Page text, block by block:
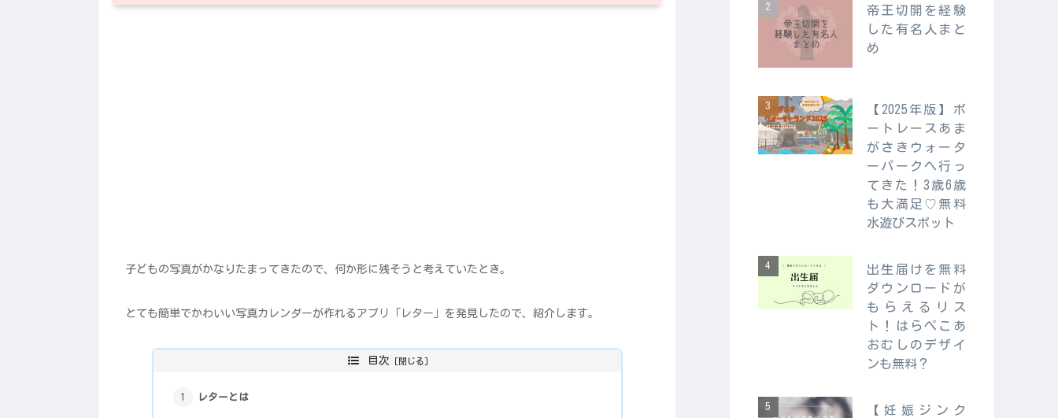
子どもの写真がかなりたまってきたので、何か形に残そうと考えていたとき。
とても簡単でかわいい写真カレンダーが作れるアプリ「レター」を発見したので、紹介します。
目次
レターとは
帝王切開を経験
した有名人まと
め
【2025年版】ボ
ートレースあま
がさきウォータ
ーパークへ行っ
てきた！3歳6歳
も大満足♡無料
水遊びスポット
出生届けを無料
ダウンロードが
もらえるリス
ト！はらぺこあ
おむしのデザイ
ンも無料？
【妊娠ジンク